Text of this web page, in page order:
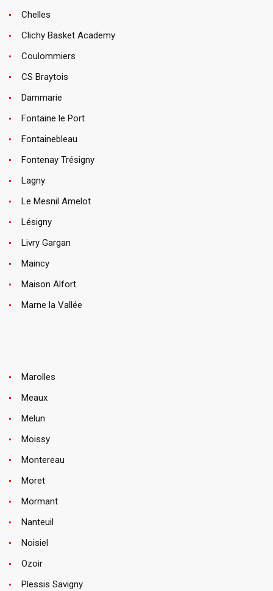
Chelles
Clichy Basket Academy
Coulommiers
CS Braytois
Dammarie
Fontaine le Port
Fontainebleau
Fontenay Trésigny
Lagny
Le Mesnil Amelot
Lésigny
Livry Gargan
Maincy
Maison Alfort
Marne la Vallée
Marolles
Meaux
Melun
Moissy
Montereau
Moret
Mormant
Nanteuil
Noisiel
Ozoir
Plessis Savigny